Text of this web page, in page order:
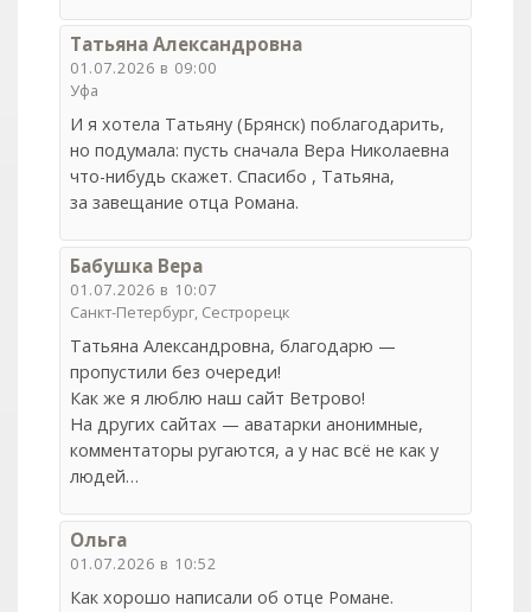
Татьяна Александровна
01.07.2026 в 09:00
Уфа
И я хотела Татьяну (Брянск) поблагодарить,
но подумала: пусть сначала Вера Николаевна
что-нибудь скажет. Cпасибо , Татьяна,
за завещание отца Романа.
Бабушка Вера
01.07.2026 в 10:07
Санкт-Петербург, Сестрорецк
Татьяна Александровна, благодарю —
пропустили без очереди!
Как же я люблю наш сайт Ветрово!
На других сайтах — аватарки анонимные,
комментаторы ругаются, а у нас всё не как у
людей…
Ольга
01.07.2026 в 10:52
Как хорошо написали об отце Романе.